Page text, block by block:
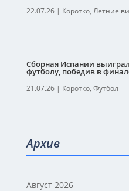
22.07.26| Коротко, Летние
Сборная Испании
футболу, победив в
21.07.26| Коротко, Футбол
Архив
Август 2026